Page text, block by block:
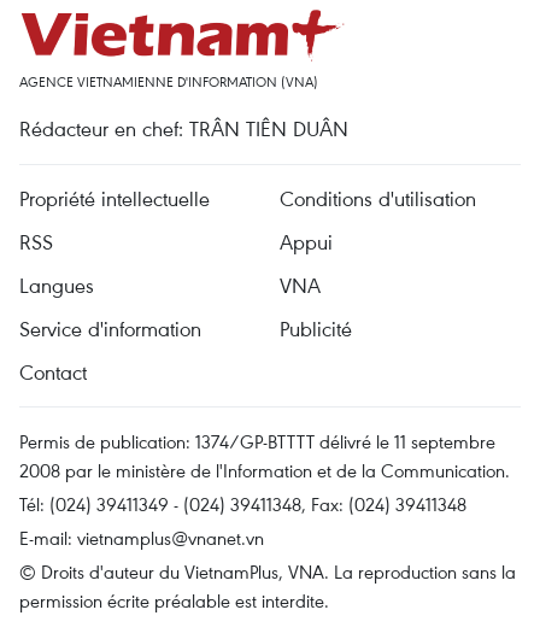
AGENCE VIETNAMIENNE D'INFORMATION (VNA)
Rédacteur en chef: TRÂN TIÊN DUÂN
Propriété intellectuelle
Conditions d'utilisation
RSS
Appui
Langues
VNA
Service d'information
Publicité
Contact
Permis de publication: 1374/GP-BTTTT délivré le 11 septembre
2008 par le ministère de l'Information et de la Communication.
Tél: (024) 39411349 - (024) 39411348, Fax: (024) 39411348
E-mail: vietnamplus@vnanet.vn
© Droits d'auteur du VietnamPlus, VNA. La reproduction sans la
permission écrite préalable est interdite.